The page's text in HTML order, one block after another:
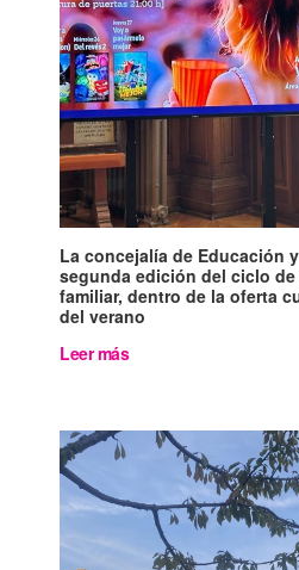
La concejalía de Educación
segunda edición del ciclo
familiar, dentro de la oferta
del verano
Leer más